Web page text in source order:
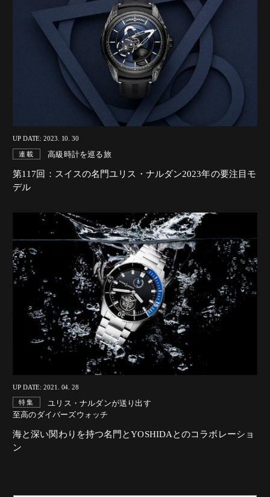
UP DATE: 2023. 10. 30
連載 高級時計を巡る旅
第117回：スイスの名門ユリス・ナルダン2023年の要注目モ
デル
UP DATE: 2021. 04. 28
特集
ユリス・ナルダンが送り出す
至高のダイバーズウォッチ
海と深い関わりを持つ名門とYOSHIDAとのコラボレーショ
ン